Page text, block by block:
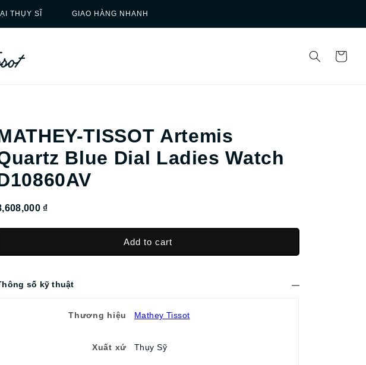
THỤY SĨ GIAO HÀNG NHANH
D10860AV
TISSOT Artemis
Blue Dial Ladies Watch
₫
Add to cart
số kỹ thuật
Thương hiệu Mathey Tissot
Xuất xứ Thụy Sỹ